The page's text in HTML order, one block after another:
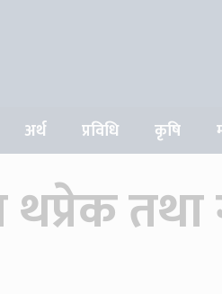
अर्थ प्रविधि कृषि
थप्रेक